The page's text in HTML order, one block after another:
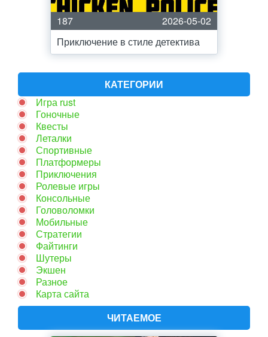
187
2026-05-02
Приключение в стиле детектива
КАТЕГОРИИ
Игра rust
Гоночные
Квесты
Леталки
Спортивные
Платформеры
Приключения
Ролевые игры
Консольные
Головоломки
Мобильные
Стратегии
Файтинги
Шутеры
Экшен
Разное
Карта сайта
ЧИТАЕМОЕ